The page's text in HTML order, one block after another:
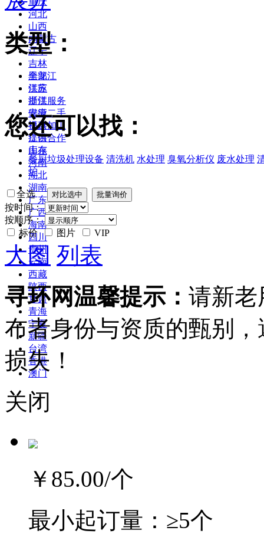
河北
山西
内蒙古
辽宁
吉林
黑龙江
江苏
浙江
安徽
福建
江西
山东
河南
湖北
湖南
广东
广西
海南
四川
贵州
云南
西藏
陕西
甘肃
青海
宁夏
新疆
台湾
香港
澳门
类型：
全部
供应
提供服务
供应二手
提供加工
提供合作
库存
您还可以找：
餐厨垃圾处理设备 清洗机 水处理 臭氧分析仪 废水处理
炉
全选
按时间：
按顺序：
标价
图片 VIP
大图 列表
寻环网温馨提示： 请新老
布者身份与资质的甄别
损失！
关闭
￥85.00/个
最小起订量： ≥5个